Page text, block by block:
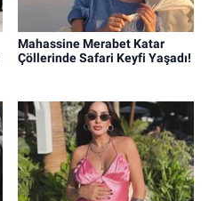
Mahassine Merabet Katar
Çöllerinde Safari Keyfi Yaşadı!